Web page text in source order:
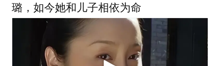
璐，如今她和儿子相依为命